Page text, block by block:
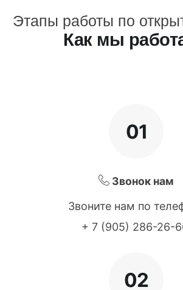
Этапы работы по
Как мы
01
Звонок нам
Звоните нам по
+ 7 (905) 286-26-
02